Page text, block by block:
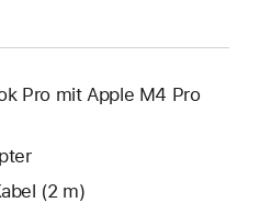
Pro mit Apple M4 Pro
(2 m)